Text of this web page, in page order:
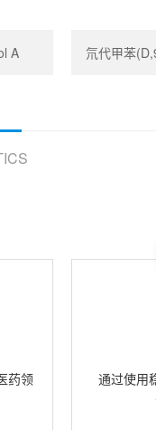
A 氘代甲苯
药领
通过使用